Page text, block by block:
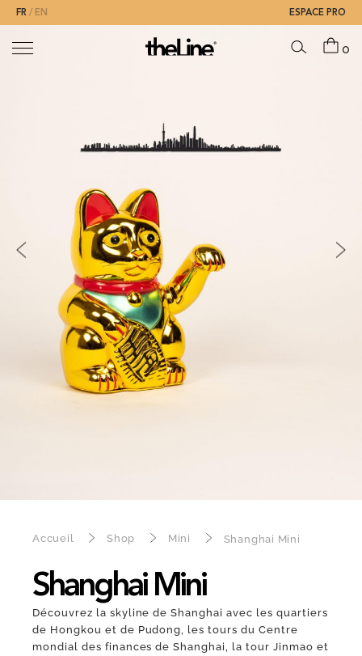
FR EN ESPACE PRO
0
Accueil Shop Mini Shanghai Mini
Shanghai Mini
Découvrez la skyline de Shanghai avec les quartiers
de Hongkou et de Pudong, les tours du Centre
mondial des finances de Shanghai, la tour Jinmao et